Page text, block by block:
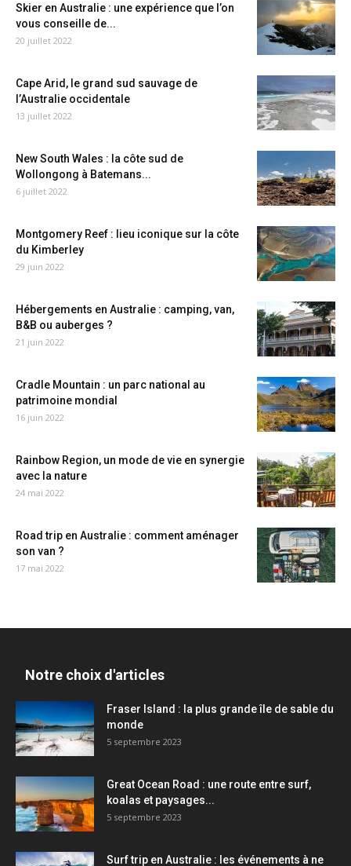
Skier en Australie : une expérience que l’on
vous conseille de...
20 juillet 2022
Cape Arid, le grand sud sauvage de
l’Australie occidentale
13 juillet 2022
New South Wales : la côte sud de
Wollongong à Batemans...
6 juillet 2022
Montgomery Reef : lieu iconique sur la côte
du Kimberley
29 juin 2022
Hébergements en Australie : camping, van,
B&B ou auberges ?
21 juin 2022
Cradle Mountain : un parc national au
patrimoine mondial
16 juin 2022
Rainbow Region, un mode de vie en synergie
avec la nature
24 mai 2022
Road trip en Australie : comment aménager
son van ?
17 mai 2022
Notre choix d'articles
Fraser Island : la plus grande île de sable du
monde
5 septembre 2023
Great Ocean Road : une route entre surf,
koalas et paysages...
5 septembre 2023
Surf trip en Australie : les événements à ne